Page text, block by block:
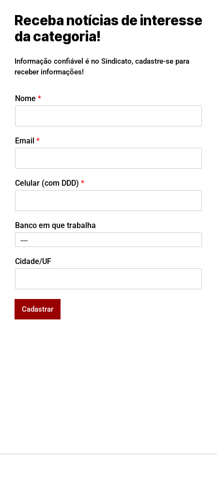
Receba notícias de interesse
da categoria!
Informação confiável é no Sindicato, cadastre-se para
receber informações!
Nome *
Email *
Celular (com DDD) *
Banco em que trabalha
Cidade/UF
Cadastrar